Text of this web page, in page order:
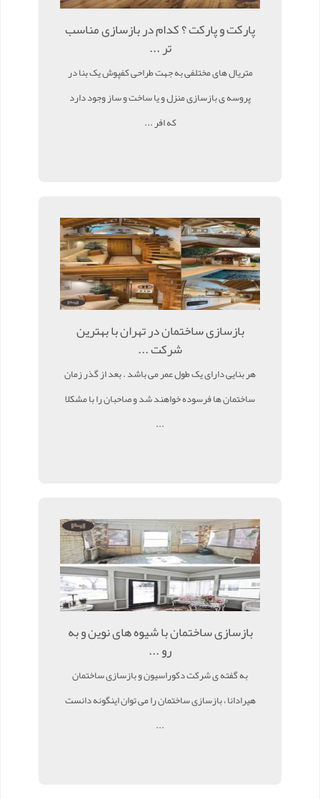
پارکت و پارکت ؟ کدام در بازسازی مناسب
تر ...
متریال های مختلفی به جهت طراحی کفپوش یک بنا در
پروسه ی بازسازی منزل و یا ساخت و ساز وجود دارد
که افر ...
بازسازی ساختمان در تهران با بهترین
شرکت ...
هر بنایی دارای یک طول عمر می باشد . بعد از گذر زمان
ساختمان ها فرسوده خواهند شد و صاحبان را با مشکلا
...
بازسازی ساختمان با شیوه های نوین و به
رو ...
به گفته ی شرکت دکوراسیون و بازسازی ساختمان
هیرادانا ، بازسازی ساختمان را می توان اینگونه دانست
...